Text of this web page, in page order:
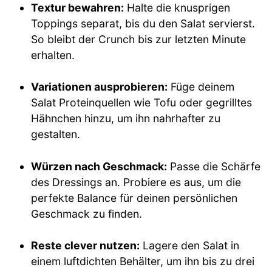
Textur bewahren: Halte die knusprigen
Toppings separat, bis du den Salat servierst.
So bleibt der Crunch bis zur letzten Minute
erhalten.
Variationen ausprobieren: Füge deinem
Salat Proteinquellen wie Tofu oder gegrilltes
Hähnchen hinzu, um ihn nahrhafter zu
gestalten.
Würzen nach Geschmack: Passe die Schärfe
des Dressings an. Probiere es aus, um die
perfekte Balance für deinen persönlichen
Geschmack zu finden.
Reste clever nutzen: Lagere den Salat in
einem luftdichten Behälter, um ihn bis zu drei